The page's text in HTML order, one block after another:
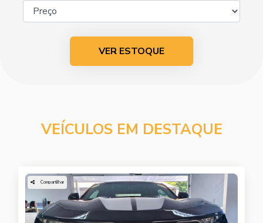
VER ESTOQUE
VEÍCULOS EM DESTAQUE
Compartilhar